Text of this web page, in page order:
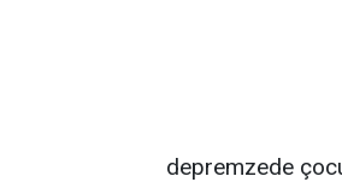
depremzede